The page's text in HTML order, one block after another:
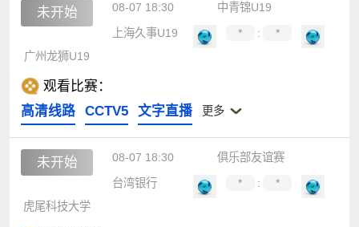
未开始 08-07 18:30
中青锦U19
上海久事U19
* :
*
广州龙狮U19
观看比赛：
高清线路
CCTV5 文字直播 更多
未开始 08-07 18:30
俱乐部友谊赛
台湾银行
* :
*
虎尾科技大学